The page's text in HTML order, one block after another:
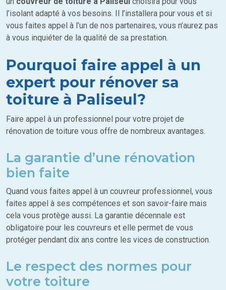
l’isolant adapté à vos besoins. Il l’installera pour vous et si
vous faites appel à l’un de nos partenaires, vous n’aurez pas
à vous inquiéter de la qualité de sa prestation.
Pourquoi faire appel à un
expert pour rénover sa
toiture à Paliseul?
Faire appel à un professionnel pour votre projet de
rénovation de toiture vous offre de nombreux avantages.
La garantie d’une rénovation
bien faite
Quand vous faites appel à un couvreur professionnel, vous
faites appel à ses compétences et son savoir-faire mais
cela vous protège aussi. La garantie décennale est
obligatoire pour les couvreurs et elle permet de vous
protéger pendant dix ans contre les vices de construction.
Le respect des normes pour
votre toiture